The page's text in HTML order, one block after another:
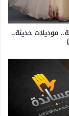
موديلات حديثة..